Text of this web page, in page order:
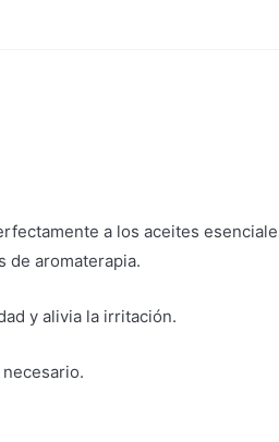
a los aceites
de aromaterapia.
y alivia la irritación.